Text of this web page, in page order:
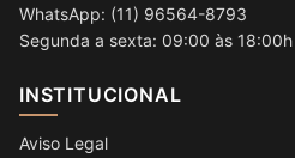
WhatsApp: (11) 96564-8793
Segunda a sexta: 09:00 às 18:00h
INSTITUCIONAL
Aviso Legal